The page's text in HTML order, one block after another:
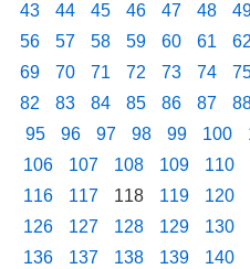
43
44 45 46 47 48
56
57 58 59 60 61 62
69
70 71 72 73 74
82
83 84 85 86 87
95
96 97 98 99 100
106
107 108 109 110
116
117 118 119 120
126
127 128 129 130
136
137 138 139 140